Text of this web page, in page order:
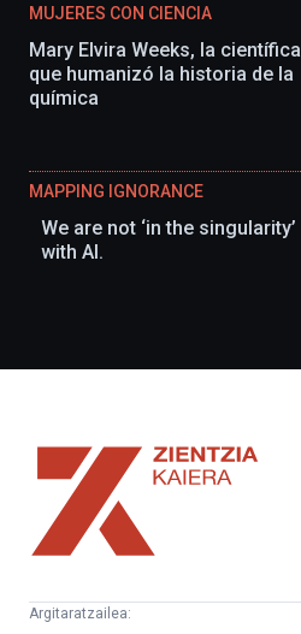
MUJERES CON CIENCIA
Mary Elvira Weeks, la científica
que humanizó la historia de la
química
MAPPING IGNORANCE
We are not ‘in the singularity’
with AI.
Zientzia
Kaiera
Argitaratzailea: